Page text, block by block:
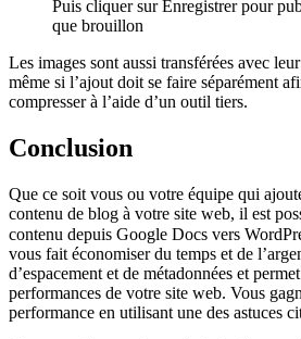
Puis cliquer sur Enregistrer pour
que brouillon
Les images sont aussi transférées avec
même si l’ajout doit se faire séparément
compresser à l’aide d’un outil tiers.
Conclusion
Que ce soit vous ou votre équipe qui
contenu de blog à votre site web, il est
contenu depuis Google Docs vers
vous fait économiser du temps et de
d’espacement et de métadonnées et
performances de votre site web. Vous
performance en utilisant une des astuces